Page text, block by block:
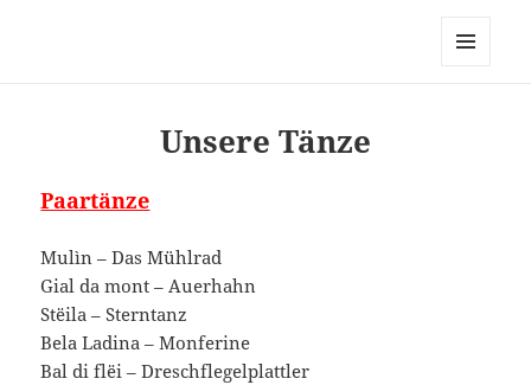
Unsere Tänze
Paartänze
Mulìn – Das Mühlrad
Gial da mont – Auerhahn
Stëila – Sterntanz
Bela Ladina – Monferine
Bal di flëi – Dreschflegelplattler